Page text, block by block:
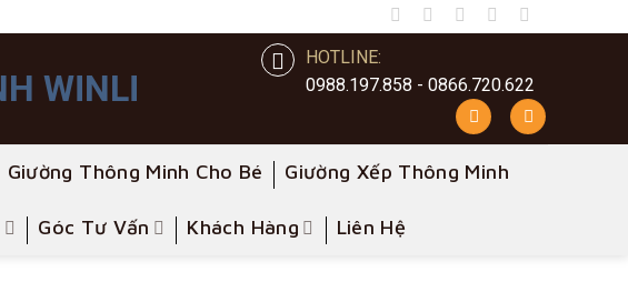
HOTLINE:
0988.197.858 - 0866.720.622
Giường Thông Minh Cho Bé Giường Xếp Thông Minh
Góc Tư Vấn Khách Hàng Liên Hệ